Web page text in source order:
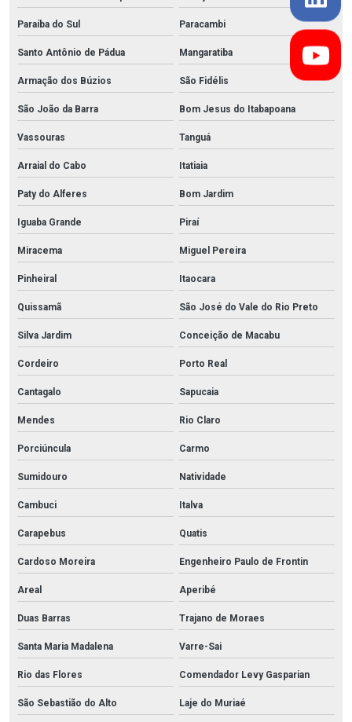
Paraíba do Sul Paracambi
Santo Antônio de Pádua Mangaratiba
Armação dos Búzios São Fidélis
São João da Barra Bom Jesus do Itabapoana
Vassouras Tanguá
Arraial do Cabo Itatiaia
Paty do Alferes Bom Jardim
Iguaba Grande Piraí
Miracema Miguel Pereira
Pinheiral Itaocara
Quissamã São José do Vale do Rio Preto
Silva Jardim Conceição de Macabu
Cordeiro Porto Real
Cantagalo Sapucaia
Mendes Rio Claro
Porciúncula Carmo
Sumidouro Natividade
Cambuci Italva
Carapebus Quatis
Cardoso Moreira Engenheiro Paulo de Frontin
Areal Aperibé
Duas Barras Trajano de Moraes
Santa Maria Madalena Varre-Sai
Rio das Flores Comendador Levy Gasparian
São Sebastião do Alto Laje do Muriaé